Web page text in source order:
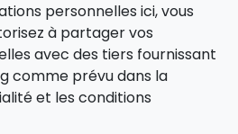
personnelles ici, vous
à partager vos
avec des tiers fournissant
comme prévu dans la
et les conditions